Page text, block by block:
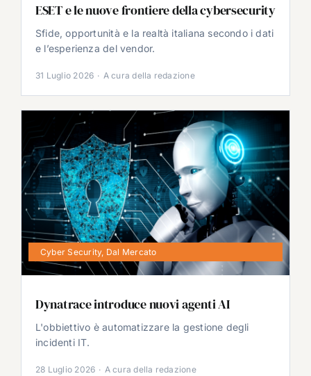
ESET e le nuove frontiere della cybersecurity
Sfide, opportunità e la realtà italiana secondo i dati
e l’esperienza del vendor.
31 Luglio 2026 · A cura della redazione
Cyber Security, Dal Mercato
Dynatrace introduce nuovi agenti AI
L'obbiettivo è automatizzare la gestione degli
incidenti IT.
28 Luglio 2026 · A cura della redazione